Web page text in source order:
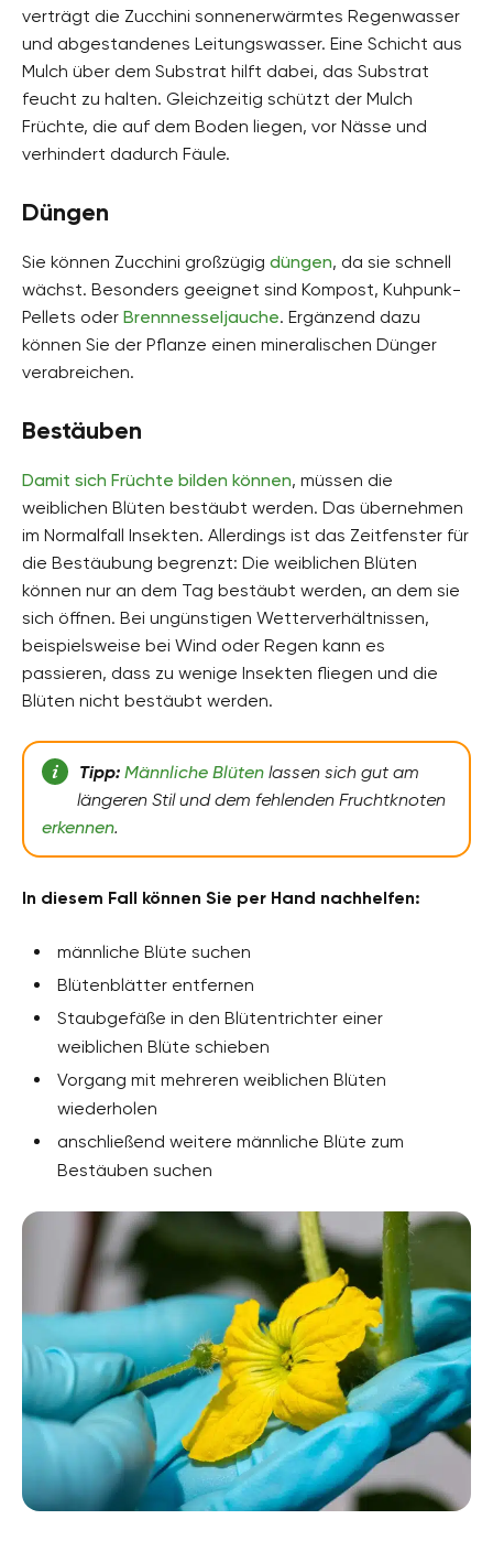
verträgt die Zucchini sonnenerwärmtes Regenwasser
und abgestandenes Leitungswasser. Eine Schicht aus
Mulch über dem Substrat hilft dabei, das Substrat
feucht zu halten. Gleichzeitig schützt der Mulch
Früchte, die auf dem Boden liegen, vor Nässe und
verhindert dadurch Fäule.
Düngen
Sie können Zucchini großzügig düngen, da sie schnell
wächst. Besonders geeignet sind Kompost, Kuhpunk-
Pellets oder Brennnesseljauche. Ergänzend dazu
können Sie der Pflanze einen mineralischen Dünger
verabreichen.
Bestäuben
Damit sich Früchte bilden können, müssen die
weiblichen Blüten bestäubt werden. Das übernehmen
im Normalfall Insekten. Allerdings ist das Zeitfenster für
die Bestäubung begrenzt: Die weiblichen Blüten
können nur an dem Tag bestäubt werden, an dem sie
sich öffnen. Bei ungünstigen Wetterverhältnissen,
beispielsweise bei Wind oder Regen kann es
passieren, dass zu wenige Insekten fliegen und die
Blüten nicht bestäubt werden.
Tipp: Männliche Blütenlassen sich gut am
längeren Stil und dem fehlenden Fruchtknoten
erkennen.
In diesem Fall können Sie per Hand nachhelfen:
männliche Blüte suchen
Blütenblätter entfernen
Staubgefäße in den Blütentrichter einer
weiblichen Blüte schieben
Vorgang mit mehreren weiblichen Blüten
wiederholen
anschließend weitere männliche Blüte zum
Bestäuben suchen